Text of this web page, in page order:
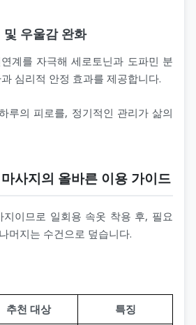
및 우울감 완화
계를 자극해 세로토닌과 도파민 분
심리적 안정 효과를 제공합니다.
루의 피로를, 정기적인 관리가 삶의
사지의 올바른 이용 가이드
지이므로 일회용 속옷 착용 후, 필요
머지는 수건으로 덮습니다.
추천 대상 특징